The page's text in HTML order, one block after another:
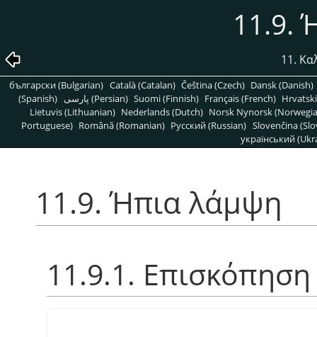
11.9.
11.
български (Bulgarian) Català (Catalan) Čeština (Czech) Dansk (Danish)
(Spanish)
پارسی (Persian) Suomi (Finnish) Français (French)
Lietuvis (Lithuanian) Nederlands (Dutch) Norsk Nynorsk
Portuguese) Română (Romanian) Pусский (Russian) Slovenčina
український
11.9. Ήπια λάμψη
11.9.1. Επισκόπηση